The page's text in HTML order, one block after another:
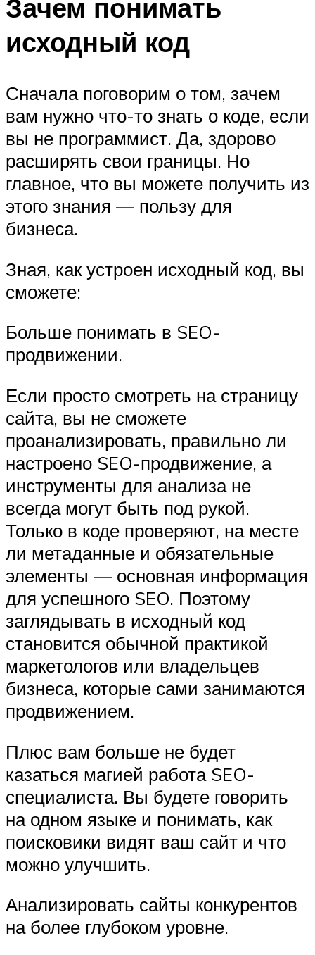
Зачем понимать
исходный код
Сначала поговорим о том, зачем
вам нужно что-то знать о коде, если
вы не программист. Да, здорово
расширять свои границы. Но
главное, что вы можете получить из
этого знания — пользу для
бизнеса.
Зная, как устроен исходный код, вы
сможете:
Больше понимать в SEO-
продвижении.
Если просто смотреть на страницу
сайта, вы не сможете
проанализировать, правильно ли
настроено SEO-продвижение, а
инструменты для анализа не
всегда могут быть под рукой.
Только в коде проверяют, на месте
ли метаданные и обязательные
элементы — основная информация
для успешного SEO. Поэтому
заглядывать в исходный код
становится обычной практикой
маркетологов или владельцев
бизнеса, которые сами занимаются
продвижением.
Плюс вам больше не будет
казаться магией работа SEO-
специалиста. Вы будете говорить
на одном языке и понимать, как
поисковики видят ваш сайт и что
можно улучшить.
Анализировать сайты конкурентов
на более глубоком уровне.